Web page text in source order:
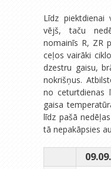
Līdz piektdienai
vējš, taču
nomainīs R, ZR
ceļos vairāki
dzestru gaisu,
nokrišņus.
no ceturtdienas
gaisa
līdz pašā
tā nepakāpsies
09.09.